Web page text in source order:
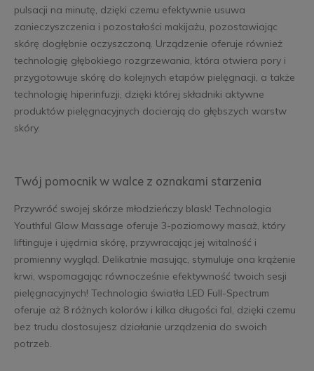
pulsacji na minutę, dzięki czemu efektywnie usuwa
zanieczyszczenia i pozostałości makijażu, pozostawiając
skórę dogłębnie oczyszczoną. Urządzenie oferuje również
technologię głębokiego rozgrzewania, która otwiera pory i
przygotowuje skórę do kolejnych etapów pielęgnacji, a także
technologię hiperinfuzji, dzięki której składniki aktywne
produktów pielęgnacyjnych docierają do głębszych warstw
skóry.
Twój pomocnik w walce z oznakami starzenia
Przywróć swojej skórze młodzieńczy blask! Technologia
Youthful Glow Massage oferuje 3-poziomowy masaż, który
liftinguje i ujędrnia skórę, przywracając jej witalność i
promienny wygląd. Delikatnie masując, stymuluje ona krążenie
krwi, wspomagając równocześnie efektywność twoich sesji
pielęgnacyjnych! Technologia światła LED Full-Spectrum
oferuje aż 8 różnych kolorów i kilka długości fal, dzięki czemu
bez trudu dostosujesz działanie urządzenia do swoich
potrzeb.